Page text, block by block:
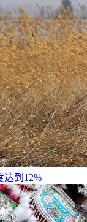
达到12%